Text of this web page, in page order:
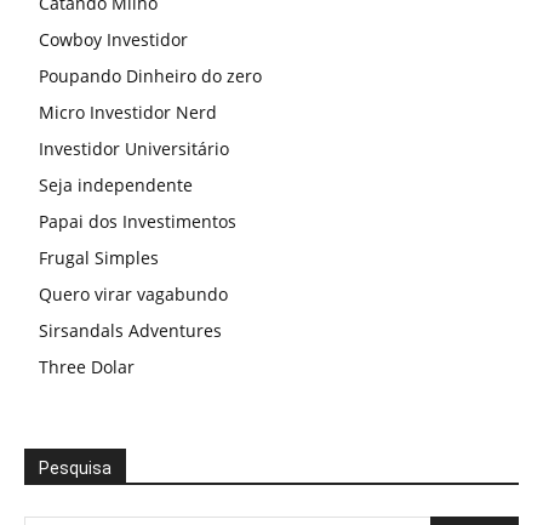
Cowboy Investidor
Poupando Dinheiro do zero
Micro Investidor Nerd
Investidor Universitário
Seja independente
Papai dos Investimentos
Frugal Simples
Quero virar vagabundo
Sirsandals Adventures
Three Dolar
Pesquisa